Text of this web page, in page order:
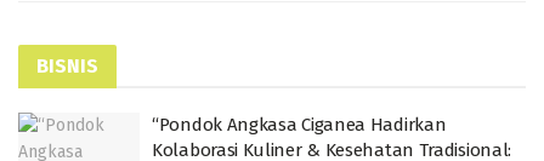
BISNIS
“Pondok Angkasa Ciganea Hadirkan
Kolaborasi Kuliner & Kesehatan Tradisional: